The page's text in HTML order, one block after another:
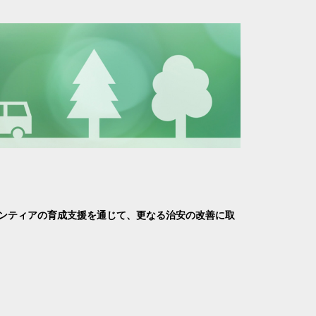
ィアの育成支援を通じて、更なる治安の改善に取